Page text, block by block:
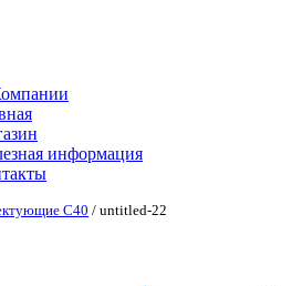
информация
С40 / untitled-22